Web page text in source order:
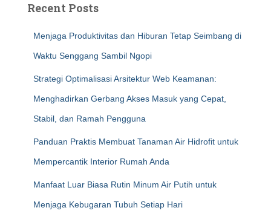
Recent Posts
Menjaga Produktivitas dan Hiburan Tetap Seimbang di
Waktu Senggang Sambil Ngopi
Strategi Optimalisasi Arsitektur Web Keamanan:
Menghadirkan Gerbang Akses Masuk yang Cepat,
Stabil, dan Ramah Pengguna
Panduan Praktis Membuat Tanaman Air Hidrofit untuk
Mempercantik Interior Rumah Anda
Manfaat Luar Biasa Rutin Minum Air Putih untuk
Menjaga Kebugaran Tubuh Setiap Hari